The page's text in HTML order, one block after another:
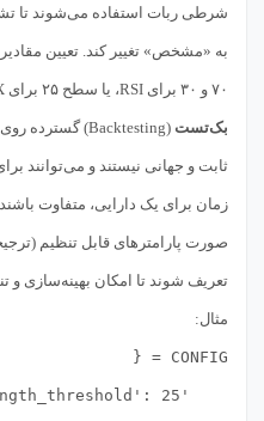
شرطی ربات استفاده می‌شوند تا
به «مشخص» تغییر کند. تعیین
۷۰ و ۳۰ برای RSI، یا سطح ۲۵ برای ADX) یک کار تجربی است و نیازمند
بک‌تست (Backtesting) گسترده روی
ثابت و جهانی نیستند و می‌توانند
زمان برای یک دارایی، متفاوت
صورت پارامترهای قابل تنظیم
تعریف شوند تا امکان بهینه‌سازی و
مثال: